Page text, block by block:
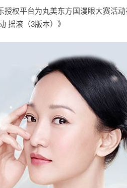
授权平台为丸美东方国漫眼大赛活
摇滚（3版本）》